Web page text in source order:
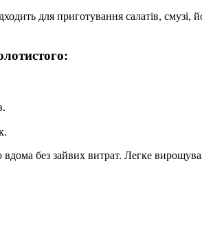
для приготування салатів,
вдома без зайвих витрат. Легке